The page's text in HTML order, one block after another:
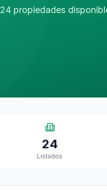
24 propiedades
24
Listados